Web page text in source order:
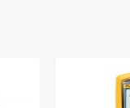
не более δ =